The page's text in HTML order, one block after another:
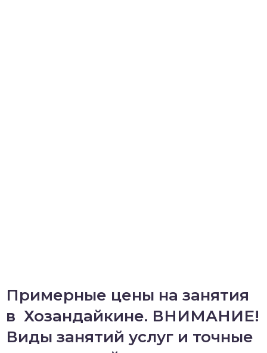
Примерные цены на занятия
в Хозандайкине. ВНИМАНИЕ!
Виды занятий услуг и точные